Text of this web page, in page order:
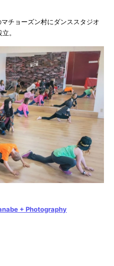
チョーズン村にダンススタジオ
。
+ Photography